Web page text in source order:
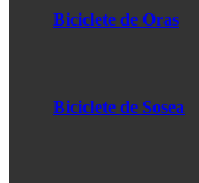
Biciclete de Oras
Biciclete de Sosea